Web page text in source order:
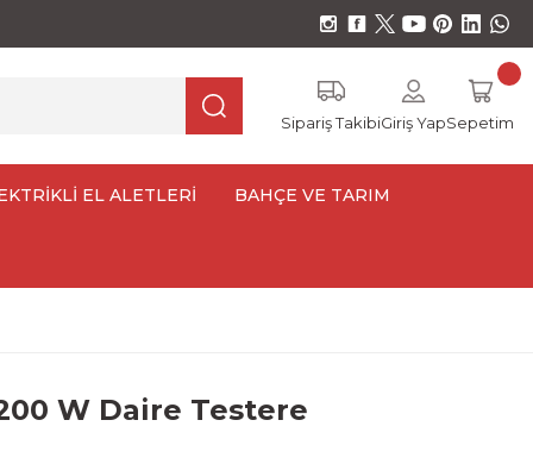
Sipariş TakibiGiriş YapSepetim
EL ALETLERİ BAHÇE VE TARIM
W Daire Testere